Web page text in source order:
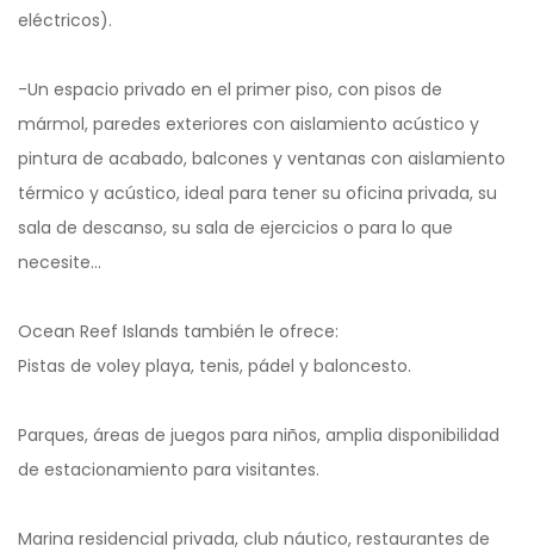
eléctricos).
-Un espacio privado en el primer piso, con pisos de
mármol, paredes exteriores con aislamiento acústico y
pintura de acabado, balcones y ventanas con aislamiento
térmico y acústico, ideal para tener su oficina privada, su
sala de descanso, su sala de ejercicios o para lo que
necesite…
Ocean Reef Islands también le ofrece:
Pistas de voley playa, tenis, pádel y baloncesto.
Parques, áreas de juegos para niños, amplia disponibilidad
de estacionamiento para visitantes.
Marina residencial privada, club náutico, restaurantes de